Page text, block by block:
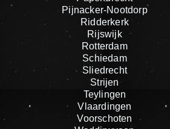
Pijnacker-Nootdorp
Ridderkerk
Rijswijk
Rotterdam
Schiedam
Sliedrecht
Strijen
Teylingen
Vlaardingen
Voorschoten